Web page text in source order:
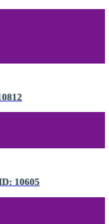
10605